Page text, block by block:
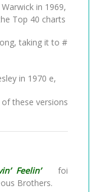
in 1969,
Top 40 charts
taking it to #
in 1970 e,
these versions
Feelin’foi
Brothers.